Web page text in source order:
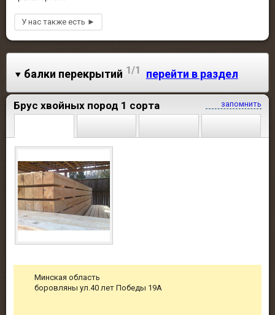
балки перекрытий 1/1 перейти в раздел
запомнить
Брус хвойных пород 1 сорта
Минская область
боровляны ул.40 лет Победы 19А